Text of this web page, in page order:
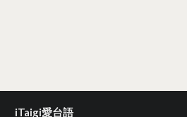
iTaigi愛台語